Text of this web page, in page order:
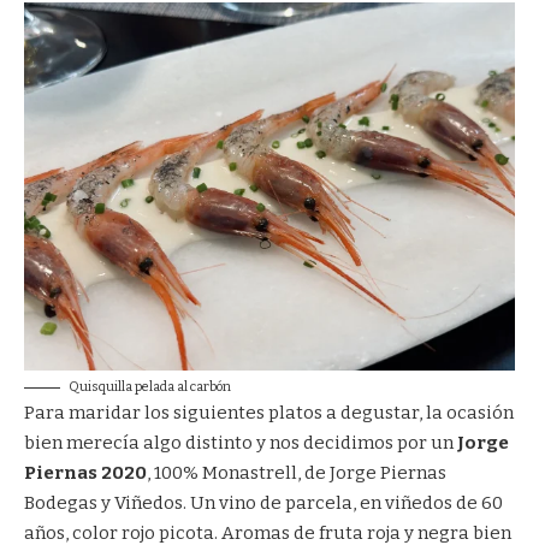
Quisquilla pelada al carbón
Para maridar los siguientes platos a degustar, la ocasión
bien merecía algo distinto y nos decidimos por unJorge
Piernas 2020, 100% Monastrell, de Jorge Piernas
Bodegas y Viñedos. Un vino de parcela, en viñedos de 60
años, color rojo picota. Aromas de fruta roja y negra bien